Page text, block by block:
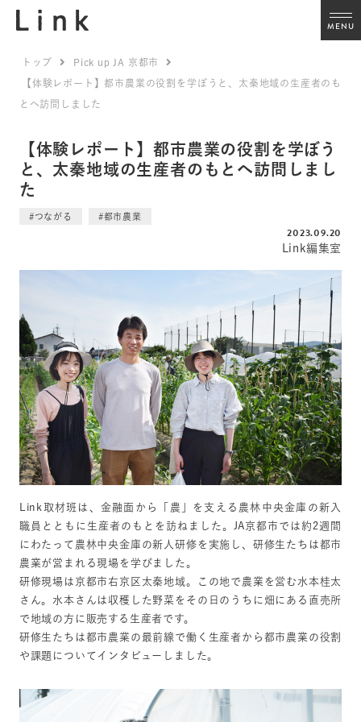
MENU
トップ Pick up JA 京都市
【体験レポート】都市農業の役割を学ぼうと、太秦地域の生産者のも
とへ訪問しました
【体験レポート】都市農業の役割を学ぼう
と、太秦地域の生産者のもとへ訪問しまし
た
#つながる #都市農業
2023.09.20
Link編集室
Link取材班は、金融面から「農」を支える農林中央金庫の新入
職員とともに生産者のもとを訪ねました。JA京都市では約2週間
にわたって農林中央金庫の新人研修を実施し、研修生たちは都市
農業が営まれる現場を学びました。
研修現場は京都市右京区太秦地域。この地で農業を営む水本桂太
さん。水本さんは収穫した野菜をその日のうちに畑にある直売所
で地域の方に販売する生産者です。
研修生たちは都市農業の最前線で働く生産者から都市農業の役割
や課題についてインタビューしました。